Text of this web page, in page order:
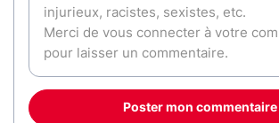
Poster mon commentaire